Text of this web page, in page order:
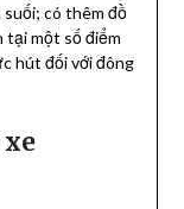
có thêm đồ
tại một số điểm
hút đối với đông